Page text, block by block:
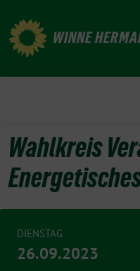
zum
Inhalt
WINNE
Wahlkreis
DIENSTAG
26.09.2023